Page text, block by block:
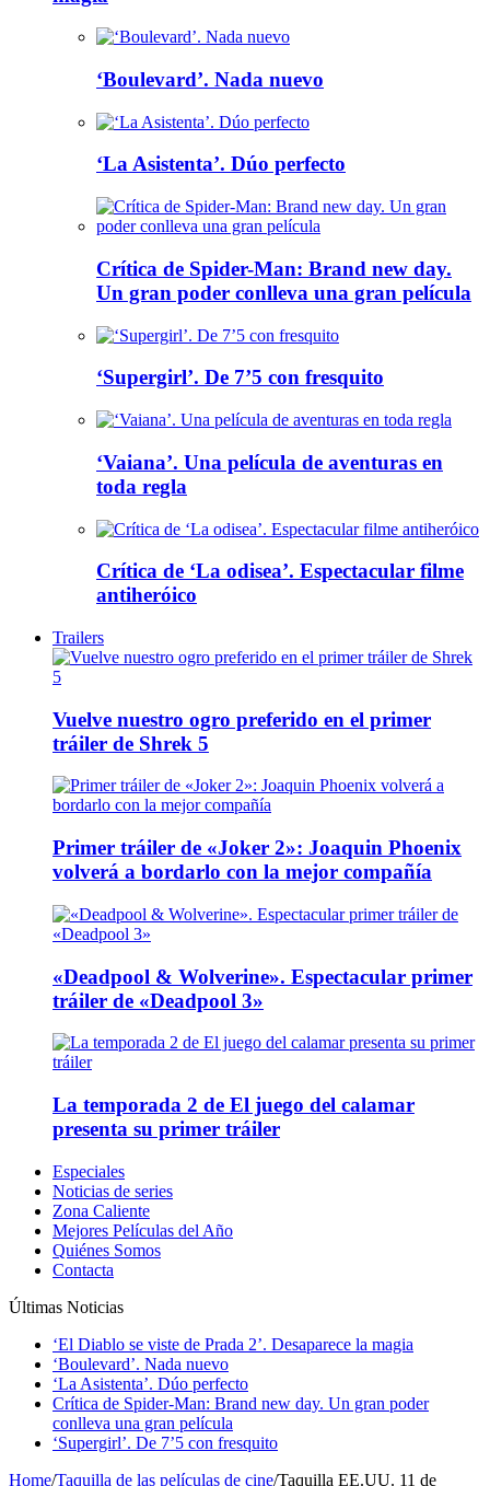
‘Boulevard’. Nada nuevo
‘La Asistenta’. Dúo perfecto
Crítica de Spider-Man: Brand new day.
Un gran poder conlleva una gran película
‘Supergirl’. De 7’5 con fresquito
‘Vaiana’. Una película de aventuras en
toda regla
Crítica de ‘La odisea’. Espectacular filme
antiheróico
Trailers
Vuelve nuestro ogro preferido en el primer
tráiler de Shrek 5
Primer tráiler de «Joker 2»: Joaquin Phoenix
volverá a bordarlo con la mejor compañía
«Deadpool & Wolverine». Espectacular primer
tráiler de «Deadpool 3»
La temporada 2 de El juego del calamar
presenta su primer tráiler
Especiales
Noticias de series
Zona Caliente
Mejores Películas del Año
Quiénes Somos
Contacta
Últimas Noticias
‘El Diablo se viste de Prada 2’. Desaparece la magia
‘Boulevard’. Nada nuevo
‘La Asistenta’. Dúo perfecto
Crítica de Spider-Man: Brand new day. Un gran poder
conlleva una gran película
‘Supergirl’. De 7’5 con fresquito
Home/Taquilla de las películas de cine/Taquilla EE.UU. 11 de